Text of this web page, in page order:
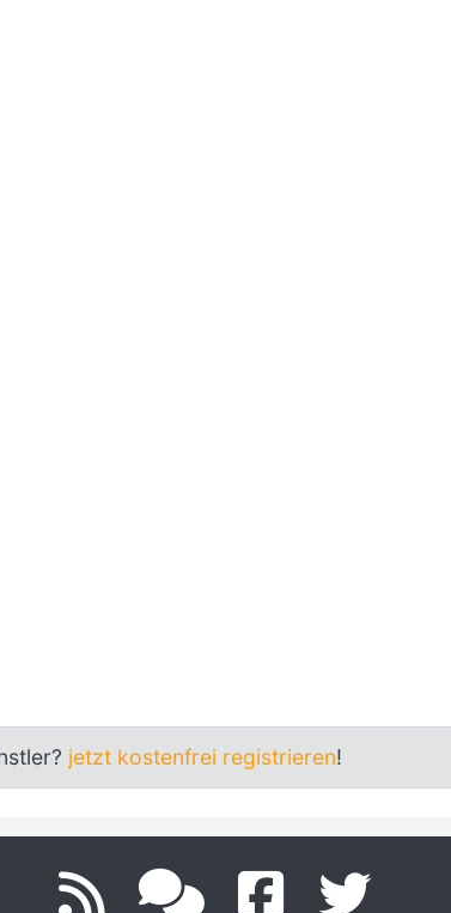
jetzt kostenfrei registrieren!